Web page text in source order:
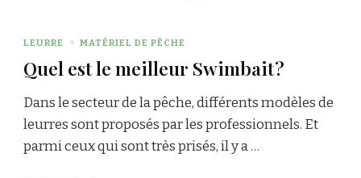
LEURRE MATÉRIEL DE PÊCHE
Quel est le meilleur Swimbait ?
Dans le secteur de la pêche, différents modèles de
leurres sont proposés par les professionnels. Et
parmi ceux qui sont très prisés, il y a …